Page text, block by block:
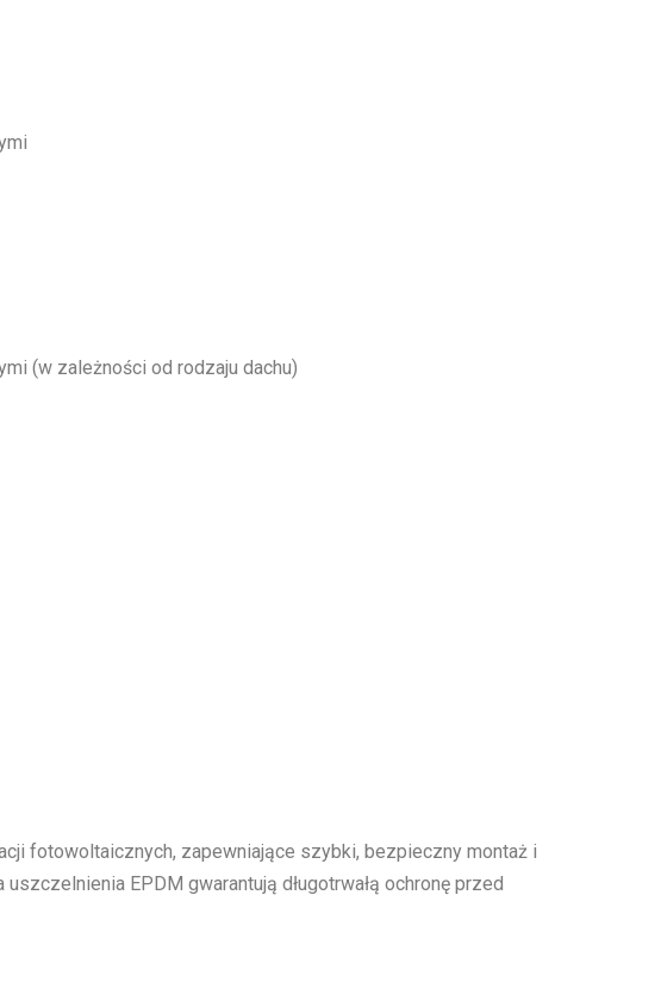
(w zależności od rodzaju dachu)
fotowoltaicznych, zapewniające szybki, bezpieczny montaż i
EPDM gwarantują długotrwałą ochronę przed